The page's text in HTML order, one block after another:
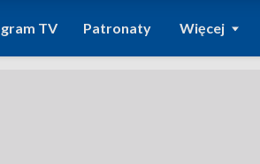
TV Patronaty Więcej